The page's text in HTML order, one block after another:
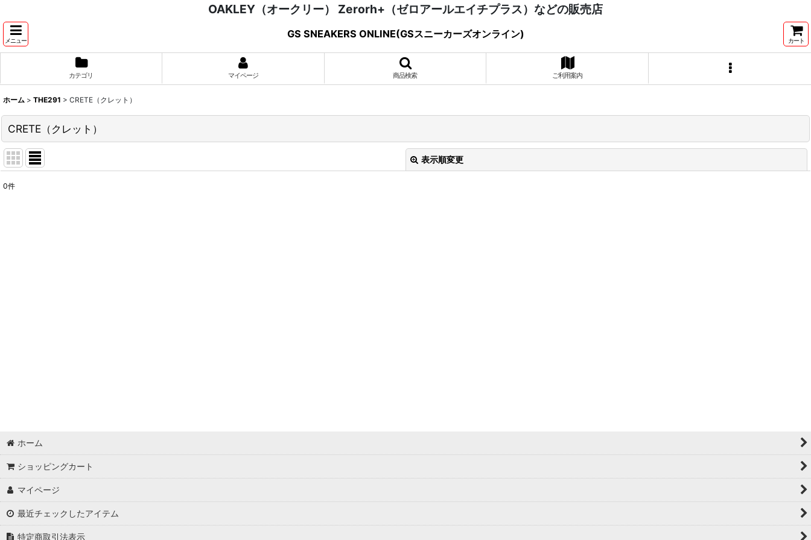
OAKLEY（オークリー） Zerorh+（ゼロアールエイチプラス）などの販売店
メニュー
GS SNEAKERS ONLINE(GSスニーカーズオンライン)
カート
カテゴリ マイページ 商品検索 ご利用案内
ホーム > THE291 > CRETE（クレット）
CRETE（クレット）
表示順変更
0件
ホーム
ショッピングカート
マイページ
最近チェックしたアイテム
特定商取引法表示